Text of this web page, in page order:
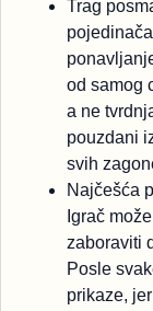
Trag
od samog
a ne
pouzdani
svih
Najčešća
Igrač
zaboraviti
Posle
prikaze,